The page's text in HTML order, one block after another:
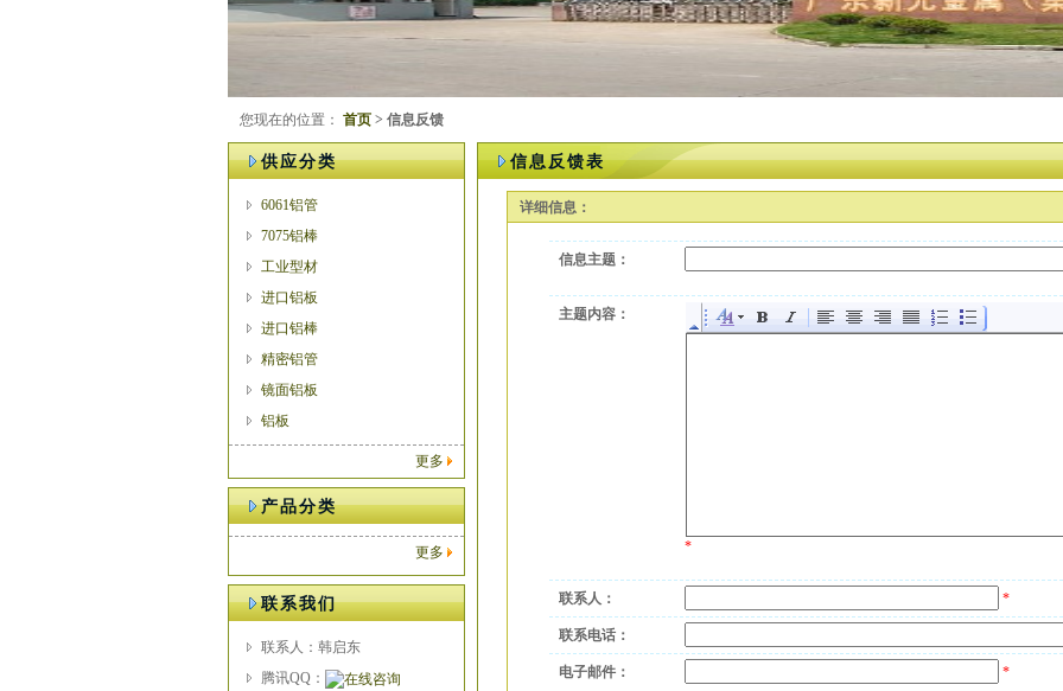
您现在的位置： 首页 > 信息反馈
供应分类
6061铝管
7075铝棒
工业型材
进口铝板
进口铝棒
精密铝管
镜面铝板
铝板
更多
产品分类
更多
联系我们
联系人：韩启东
腾讯QQ：
信息反馈表
详细信息：
信息主题：
主题内容：
*
联系人： *
联系电话：
电子邮件： *